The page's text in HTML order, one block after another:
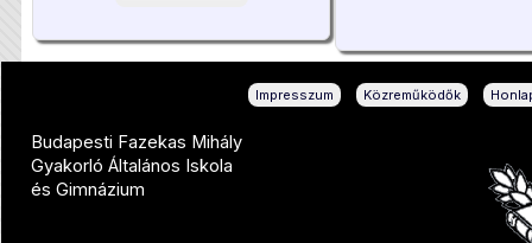
Impresszum Közreműködők
Budapesti Fazekas Mihály
Gyakorló Általános Iskola
és Gimnázium